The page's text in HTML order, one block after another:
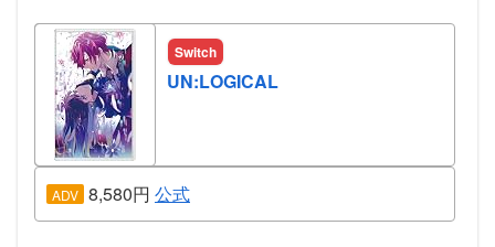
Switch
UN:LOGICAL
ADV 8,580円 公式